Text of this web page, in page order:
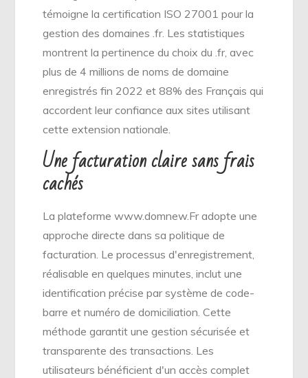
témoigne la certification ISO 27001 pour la
gestion des domaines .fr. Les statistiques
montrent la pertinence du choix du .fr, avec
plus de 4 millions de noms de domaine
enregistrés fin 2022 et 88% des Français qui
accordent leur confiance aux sites utilisant
cette extension nationale.
Une facturation claire sans frais
cachés
La plateforme www.domnew.Fr adopte une
approche directe dans sa politique de
facturation. Le processus d'enregistrement,
réalisable en quelques minutes, inclut une
identification précise par système de code-
barre et numéro de domiciliation. Cette
méthode garantit une gestion sécurisée et
transparente des transactions. Les
utilisateurs bénéficient d'un accès complet